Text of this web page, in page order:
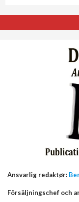
Ansvarlig redaktør:
Försäljningschef och